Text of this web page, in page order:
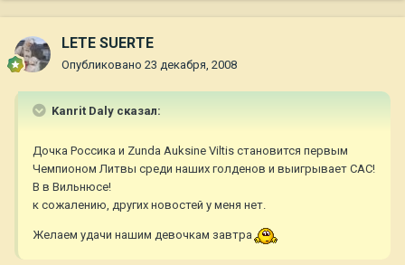
LETE SUERTE
Опубликовано 23 декабря, 2008
Kanrit Daly сказал:
Дочка Россика и Zunda Auksine Viltis становится первым
Чемпионом Литвы среди наших голденов и выигрывает САС!
В в Вильнюсе!
к сожалению, других новостей у меня нет.
Желаем удачи нашим девочкам завтра